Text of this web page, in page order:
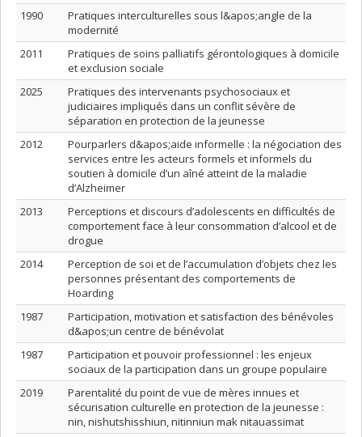
1990
Pratiques interculturelles sous l&apos;angle de la
modernité
2011
Pratiques de soins palliatifs gérontologiques à domicile
et exclusion sociale
2025
Pratiques des intervenants psychosociaux et
judiciaires impliqués dans un conflit sévère de
séparation en protection de la jeunesse
2012
Pourparlers d&apos;aide informelle : la négociation des
services entre les acteurs formels et informels du
soutien à domicile d’un aîné atteint de la maladie
d’Alzheimer
2013
Perceptions et discours d’adolescents en difficultés de
comportement face à leur consommation d’alcool et de
drogue
2014
Perception de soi et de l’accumulation d’objets chez les
personnes présentant des comportements de
Hoarding
1987
Participation, motivation et satisfaction des bénévoles
d&apos;un centre de bénévolat
1987
Participation et pouvoir professionnel : les enjeux
sociaux de la participation dans un groupe populaire
2019
Parentalité du point de vue de mères innues et
sécurisation culturelle en protection de la jeunesse :
nin, nishutshisshiun, nitinniun mak nitauassimat